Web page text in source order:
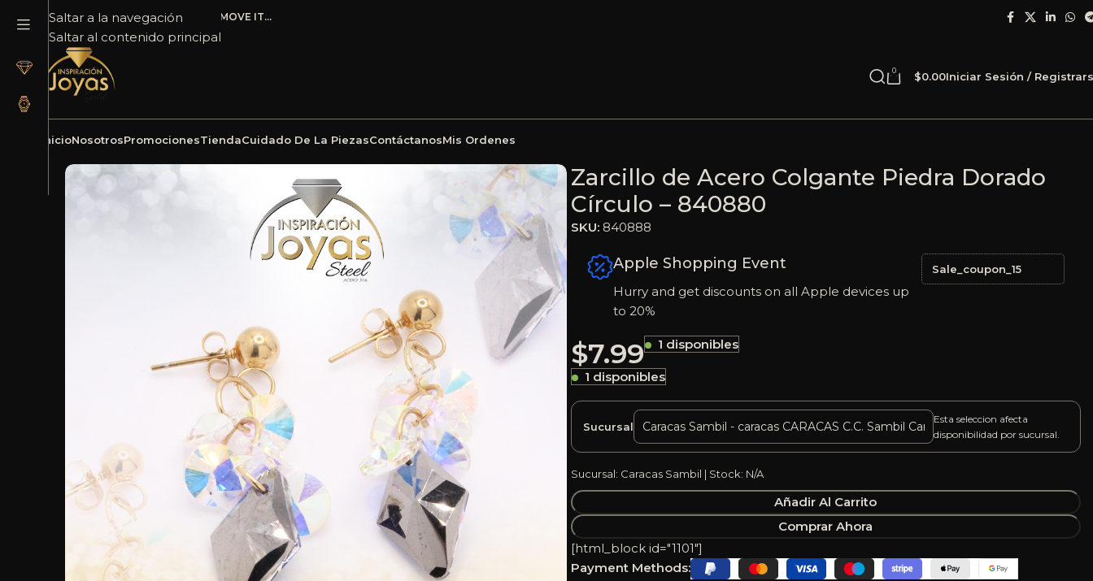
Saltar a la navegación
Saltar al contenido principal
ADD ANYTHING HERE OR JUST REMOVE IT…
0 $0.00Iniciar Sesión /
InicioNosotrosPromocionesTiendaCuidado De La PiezasContáctanosMis Ordenes
Zarcillo de Acero Colgante Piedra Dorado
Círculo – 840880
SKU: 840888
Apple Shopping Event
Hurry and get discounts on all Apple devices up
to 20%
Sale_coupon_15
$7.99 1 disponibles
1 disponibles
Sucursal
Esta seleccion afecta
disponibilidad por sucursal.
Sucursal: Caracas Sambil | Stock: N/A
Añadir Al Carrito
Comprar Ahora
[html_block id="1101"]
Payment Methods: